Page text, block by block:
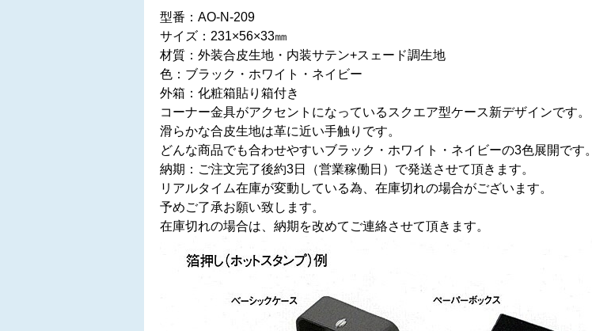
型番：AO-N-209
サイズ：‎231×56×33㎜
材質：外装合皮生地・内装サテン+スェード調生地
色：ブラック・ホワイト・ネイビー
外箱：化粧箱貼り箱付き
コーナー金具がアクセントになっているスクエア型ケース新デザインです。
滑らかな合皮生地は革に近い手触りです。
どんな商品でも合わせやすいブラック・ホワイト・ネイビーの3色展開です。
納期：ご注文完了後約3日（営業稼働日）で発送させて頂きます。
リアルタイム在庫が変動している為、在庫切れの場合がございます。
予めご了承お願い致します。
在庫切れの場合は、納期を改めてご連絡させて頂きます。